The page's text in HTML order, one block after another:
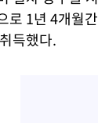
로 1년 4개월
득했다.